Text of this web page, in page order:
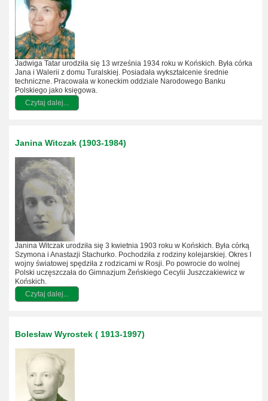
Jadwiga Tatar urodziła się 13 września 1934 roku w Końskich. Była córka
Jana i Walerii z domu Turalskiej. Posiadała wykształcenie średnie
techniczne. Pracowała w koneckim oddziale Narodowego Banku
Polskiego jako księgowa.
Czytaj dalej...
Janina Witczak (1903-1984)
Janina Witczak urodziła się 3 kwietnia 1903 roku w Końskich. Była córką
Szymona i Anastazji Stachurko. Pochodziła z rodziny kolejarskiej. Okres I
wojny światowej spędziła z rodzicami w Rosji. Po powrocie do wolnej
Polski uczęszczała do Gimnazjum Żeńskiego Cecylii Juszczakiewicz w
Końskich.
Czytaj dalej...
Bolesław Wyrostek ( 1913-1997)